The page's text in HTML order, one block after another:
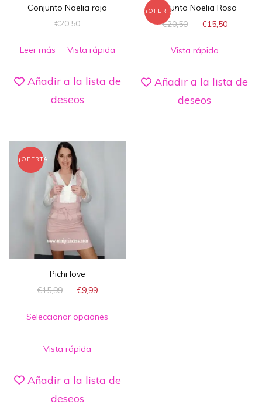
Conjunto Noelia rojo
€20,50
Leer más Vista rápida
Añadir a la lista de
deseos
¡OFERTA!
Conjunto Noelia Rosa
€20,50 €15,50
Vista rápida
Añadir a la lista de
deseos
¡OFERTA!
Pichi love
€15,99 €9,99
Seleccionar opciones
Vista rápida
Añadir a la lista de
deseos